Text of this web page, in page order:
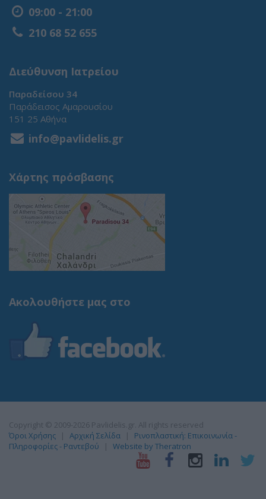
09:00 - 21:00
210 68 52 655
Διεύθυνση Ιατρείου
Παραδείσου 34
Παράδεισος Αμαρουσίου
151 25 Αθήνα
info@pavlidelis.gr
Χάρτης πρόσβασης
Ακολουθήστε μας στο
Copyright © 2009-2026 Pavlidelis.gr. All rights reserved
Όροι Χρήσης
Αρχική Σελίδα
Ρινοπλαστική: Επικοινωνία -
Πληροφορίες - Ραντεβού
Website by Theratron